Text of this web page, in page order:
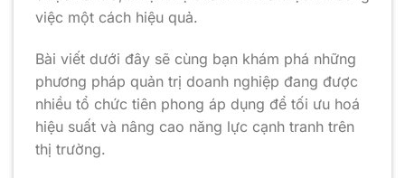
việc một cách hiệu quả.
Bài viết dưới đây sẽ cùng bạn khám phá những
phương pháp quản trị doanh nghiệp đang được
nhiều tổ chức tiên phong áp dụng để tối ưu hoá
hiệu suất và nâng cao năng lực cạnh tranh trên
thị trường.